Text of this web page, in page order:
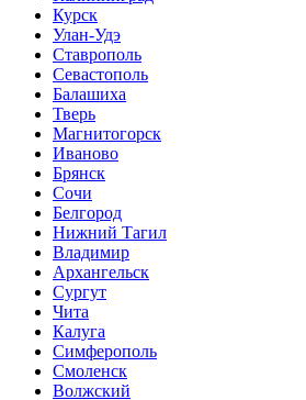
Курск
Улан-Удэ
Ставрополь
Севастополь
Балашиха
Тверь
Магнитогорск
Иваново
Брянск
Сочи
Белгород
Нижний Тагил
Владимир
Архангельск
Сургут
Чита
Калуга
Симферополь
Смоленск
Волжский